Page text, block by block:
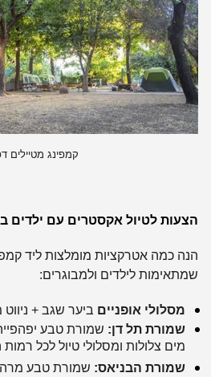
קמפינג מטיילים
הצעות לטיול אקסטרים עם ילדים
הנה כמה אטרקציות מומלצות ליד
שמתאימות לילדים ולמבוגרים:
מסלולי אופניים ביער שגב +
שמורת תל דן: שמורת טבע
מים צלולות ומסלולי טיול לכל
שמורת הבניאס: שמורת טבע